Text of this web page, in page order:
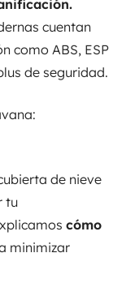
cuentan
como ABS, ESP
de seguridad.
de nieve
tu
cómo
minimizar